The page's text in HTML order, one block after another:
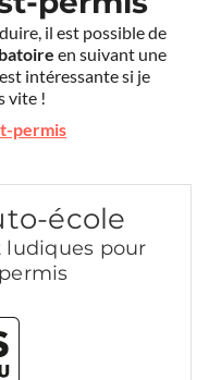
il est possible de
en suivant une
intéressante si je
vite !
permis
école
ludiques pour